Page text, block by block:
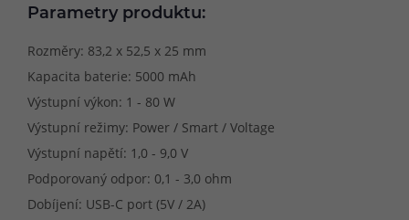
Parametry produktu:
Rozměry: 83,2 x 52,5 x 25 mm
Kapacita baterie: 5000 mAh
Výstupní výkon: 1 - 80 W
Výstupní režimy: Power / Smart / Voltage
Výstupní napětí: 1,0 - 9,0 V
Podporovaný odpor: 0,1 - 3,0 ohm
Dobíjení: USB-C port (5V / 2A)